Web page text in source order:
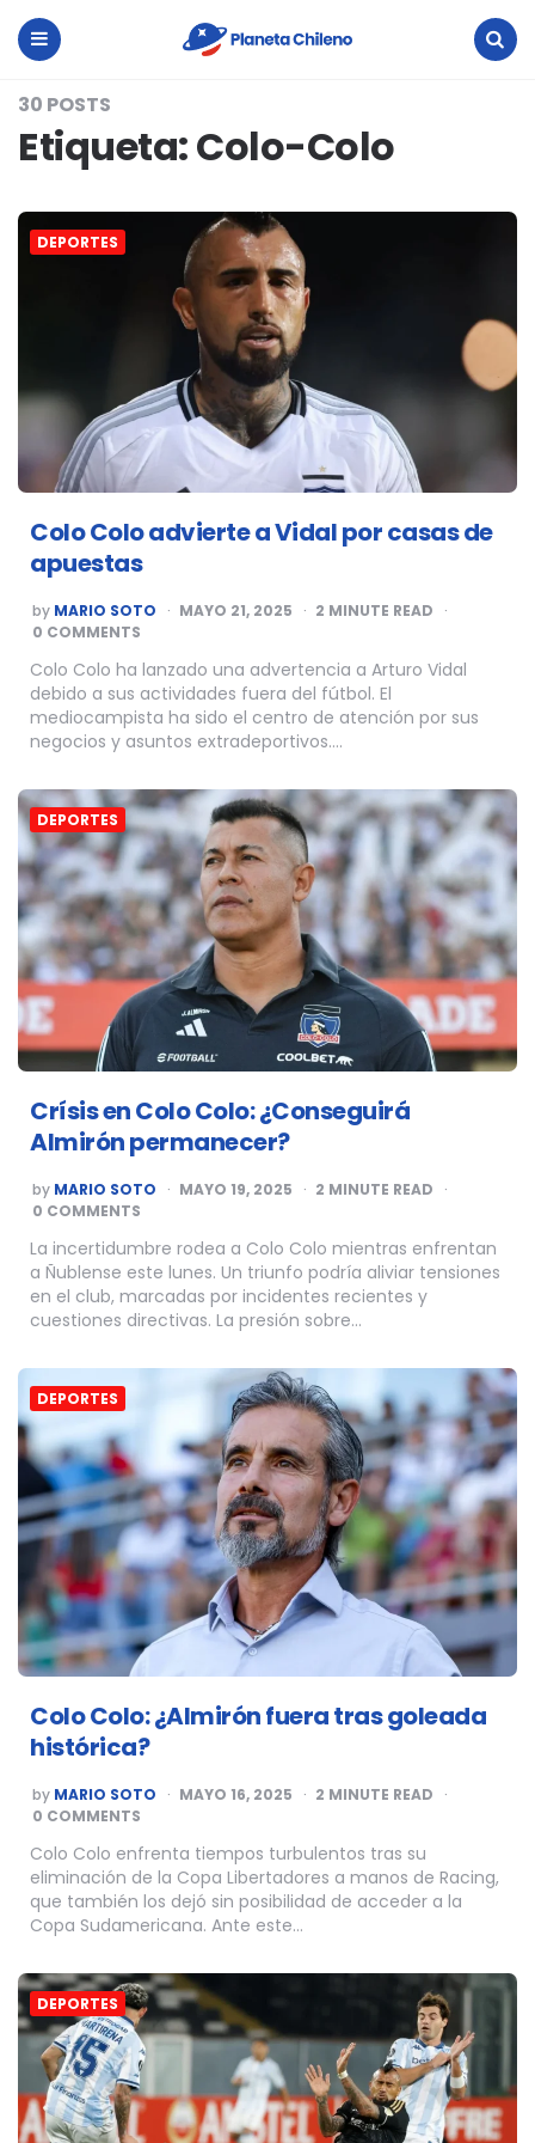
Planeta
Chileno
30 POSTS
Etiqueta:Colo-Colo
DEPORTES
Colo Colo advierte a Vidal por casas de
apuestas
POSTED
BY
by MARIO SOTO MAYO 21, 2025 2 MINUTE READ
0 COMMENTS
Colo Colo ha lanzado una advertencia a Arturo Vidal
debido a sus actividades fuera del fútbol. El
mediocampista ha sido el centro de atención por sus
negocios y asuntos extradeportivos….
DEPORTES
Crísis en Colo Colo: ¿Conseguirá
Almirón permanecer?
POSTED
BY
by MARIO SOTO MAYO 19, 2025 2 MINUTE READ
0 COMMENTS
La incertidumbre rodea a Colo Colo mientras enfrentan
a Ñublense este lunes. Un triunfo podría aliviar tensiones
en el club, marcadas por incidentes recientes y
cuestiones directivas. La presión sobre…
DEPORTES
Colo Colo: ¿Almirón fuera tras goleada
histórica?
POSTED
BY
by MARIO SOTO MAYO 16, 2025 2 MINUTE READ
0 COMMENTS
Colo Colo enfrenta tiempos turbulentos tras su
eliminación de la Copa Libertadores a manos de Racing,
que también los dejó sin posibilidad de acceder a la
Copa Sudamericana. Ante este…
DEPORTES